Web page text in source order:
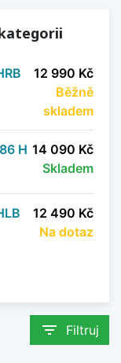
12 990 Kč
Běžně
skladem
H 14 090 Kč
Skladem
12 490 Kč
Na dotaz
filter_list Filtruj